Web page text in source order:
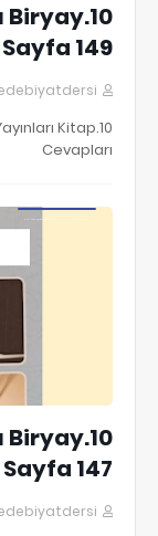
Biryay
149
Kitap
Cevapları
Biryay
147